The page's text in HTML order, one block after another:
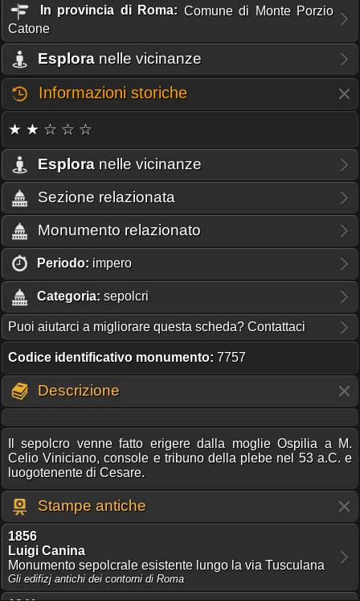
In provincia di Roma: Comune di Monte Porzio
Catone
Esplora nelle vicinanze
Informazioni storiche
★ ★ ☆ ☆ ☆
Esplora nelle vicinanze
Sezione relazionata
Monumento relazionato
Periodo: impero
Categoria: sepolcri
Puoi aiutarci a migliorare questa scheda? Contattaci
Codice identificativo monumento: 7757
Descrizione
Il sepolcro venne fatto erigere dalla moglie Ospilia a M.
Celio Viniciano, console e tribuno della plebe nel 53 a.C. e
luogotenente di Cesare.
Stampe antiche
1856
Luigi Canina
Monumento sepolcrale esistente lungo la via Tusculana
Gli edifizj antichi dei contorni di Roma